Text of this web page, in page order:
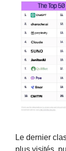
Le dernier
plus visités,